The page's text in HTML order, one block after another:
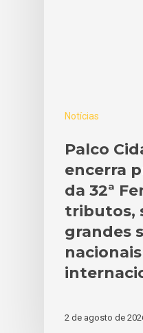
Notícias
Palco
encerra
da 32ª
tributos,
grandes
2 de agosto de